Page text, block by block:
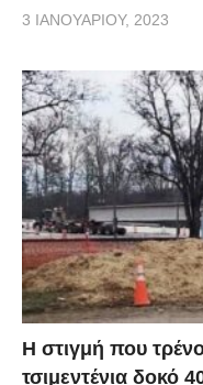
3 ΙΑΝΟΥΑΡΊΟΥ, 2023
H στιγμή που
τσιμεντένια δοκό